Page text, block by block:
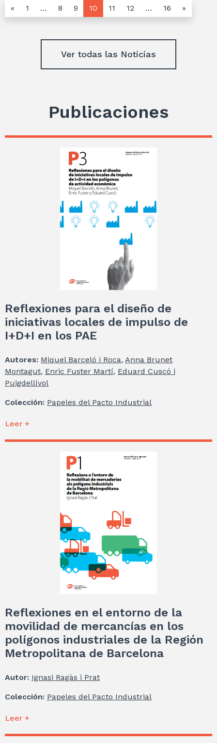
« 1 … 8 9 10 11 12 … 16 »
Ver todas las Noticias
Publicaciones
Reflexiones para el diseño de
iniciativas locales de impulso de
I+D+I en los PAE
Autores: Miquel Barceló i Roca, Anna Brunet
Montagut, Enric Fuster Martí, Eduard Cuscó i
Puigdellívol
Colección: Papeles del Pacto Industrial
Leer +
Reflexiones en el entorno de la
movilidad de mercancías en los
polígonos industriales de la Región
Metropolitana de Barcelona
Autor: Ignasi Ragàs i Prat
Colección: Papeles del Pacto Industrial
Leer +